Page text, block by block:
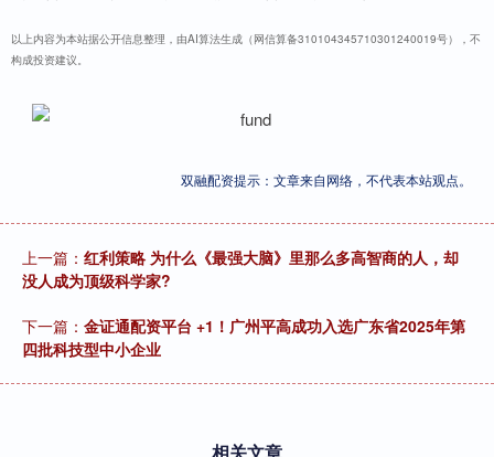
以上内容为本站据公开信息整理，由AI算法生成（网信算备310104345710301240019号），不
构成投资建议。
双融配资提示：文章来自网络，不代表本站观点。
上一篇： 红利策略 为什么《最强大脑》里那么多高智商的人，却
没人成为顶级科学家?
下一篇： 金证通配资平台 +1！广州平高成功入选广东省2025年第
四批科技型中小企业